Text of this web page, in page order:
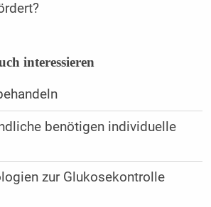
interessieren
benötigen individuelle
zur Glukosekontrolle